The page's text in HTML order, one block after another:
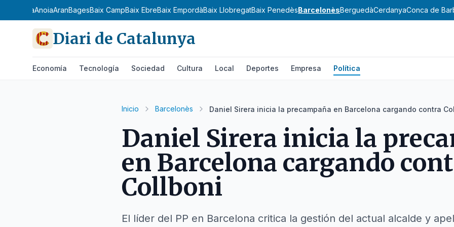
AnoiaAranBagesBaix CampBaix EbreBaix EmpordàBaix LlobregatBaix PenedèsBarcelonèsBerguedàCerdanyaConca de
Diari de Catalunya
Economía Tecnología Sociedad Cultura Local Deportes Empresa Política
Inicio Barcelonès Daniel Sirera inicia la precampaña en Barcelona cargando contra
Daniel Sirera inicia la
en Barcelona cargando
Collboni
El líder del PP en Barcelona critica la gestión del actual alcalde y